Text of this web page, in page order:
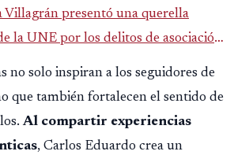
Villagrán presentó una querella
la UNE por los delitos de asociación
no solo inspiran a los seguidores de
que también fortalecen el sentido de
Al compartir experiencias
, Carlos Eduardo crea un